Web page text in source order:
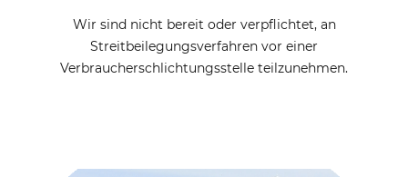
Wir sind nicht bereit oder verpflichtet, an
Streitbeilegungsverfahren vor einer
Verbraucherschlichtungsstelle teilzunehmen.